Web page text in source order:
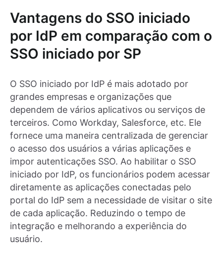
Vantagens do SSO iniciado
por IdP em comparação com o
SSO iniciado por SP
O SSO iniciado por IdP é mais adotado por
grandes empresas e organizações que
dependem de vários aplicativos ou serviços de
terceiros. Como Workday, Salesforce, etc. Ele
fornece uma maneira centralizada de gerenciar
o acesso dos usuários a várias aplicações e
impor autenticações SSO. Ao habilitar o SSO
iniciado por IdP, os funcionários podem acessar
diretamente as aplicações conectadas pelo
portal do IdP sem a necessidade de visitar o site
de cada aplicação. Reduzindo o tempo de
integração e melhorando a experiência do
usuário.